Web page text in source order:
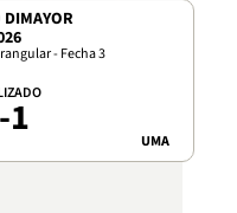
- Fecha 3
-1 UMA